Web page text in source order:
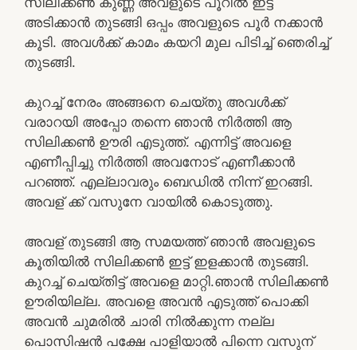
അടിക്കാൻ തുടങ്ങി ഒപ്പം അവളുടെ പൂർ നക്കാൻ
കൂടി. അവൾക്ക് കാമം കയറി മുല പിടിച്ച് ഞെരിച്ച്
തുടങ്ങി.
കുറച്ച് നേരം അങ്ങനെ ചെയ്തു അവൾക്ക്
വരാറയി അപ്പോ തന്നെ ഞാൻ നിർത്തി ആ
സിലിക്കൺ ഊരി എടുത്ത്. എന്നിട്ട് അവളെ
എണീപ്പിച്ചു നിർത്തി അവനോട് എണീക്കാൻ
പറഞ്ഞ്. എല്ലാവരും ബെഡിൽ നിന്ന് ഇറങ്ങി.
അവള് ക്ക് വസുനേ വായിൽ കൊടുത്തു.
അവള് തുടങ്ങി ആ സമയത്ത് ഞാൻ അവളുടെ
കൂതിയിൽ സിലിക്കൺ ഇട്ട് ഇളക്കാൻ തുടങ്ങി.
കുറച്ച് ചെയ്തിട്ട് അവളെ മാറ്റി.ഞാൻ സിലിക്കൺ
ഊരിയില്ല. അവളെ അവൻ എടുത്ത് പൊക്കി
അവൻ ചുമരിൽ ചാരി നിൽക്കുന്ന നല്ല
പൊസിഷൻ പക്ഷേ പാളിയാൽ പിന്നെ വസുന്